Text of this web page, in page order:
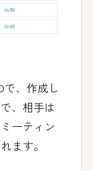
、作成し
、相手は
ーティン
ます。